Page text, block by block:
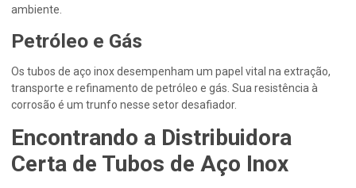
ambiente.
Petróleo e Gás
Os tubos de aço inox desempenham um papel vital na extração,
transporte e refinamento de petróleo e gás. Sua resistência à
corrosão é um trunfo nesse setor desafiador.
Encontrando a Distribuidora
Certa de Tubos de Aço Inox